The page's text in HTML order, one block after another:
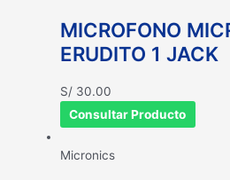
MICROFONO
ERUDITO 1 JACK
S/ 30.00
Consultar Producto
Micronics